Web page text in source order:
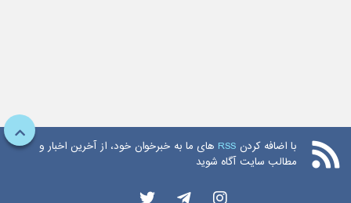
با اضافه کردن RSS های ما به خبرخوان خود، از آخرین اخبار و
مطالب سایت آگاه شوید